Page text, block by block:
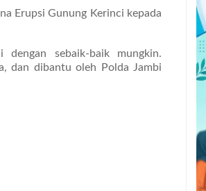
Erupsi Gunung Kerinci kepada
sebaik-baik mungkin.
dan dibantu oleh Polda Jambi